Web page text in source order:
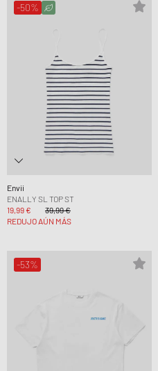
-50%
Envii
ENALLY SL TOP ST
19,99 €
39,99 €
REDUJO AÚN MÁS
-53%